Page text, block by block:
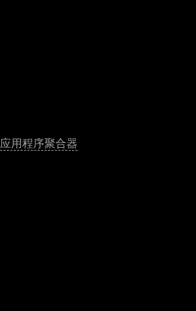
应用程序聚合器